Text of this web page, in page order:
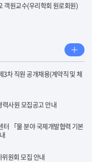
객원교수(우리학회 원로회원)
차 직원 공개채용(계약직 및 체
사원 모집공고 안내
터 「물 분야 국제개발협력 기본
원회 모집 안내